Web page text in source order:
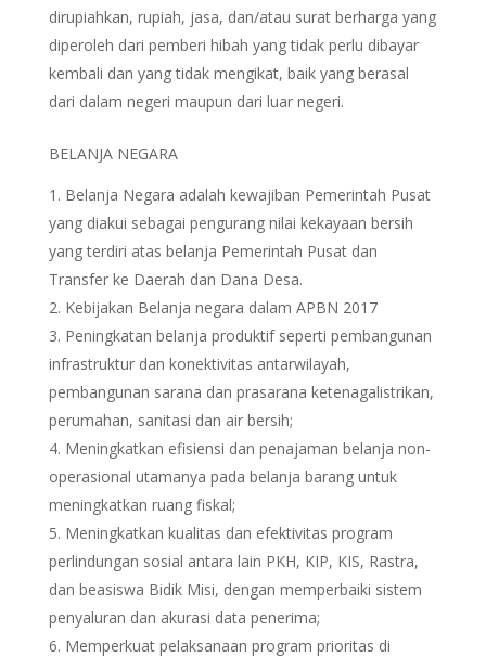
dirupiahkan, rupiah, jasa, dan/atau surat berharga yang
diperoleh dari pemberi hibah yang tidak perlu dibayar
kembali dan yang tidak mengikat, baik yang berasal
dari dalam negeri maupun dari luar negeri.
BELANJA NEGARA
Belanja Negara adalah kewajiban Pemerintah Pusat
yang diakui sebagai pengurang nilai kekayaan bersih
yang terdiri atas belanja Pemerintah Pusat dan
Transfer ke Daerah dan Dana Desa.
Kebijakan Belanja negara dalam APBN 2017
Peningkatan belanja produktif seperti pembangunan
infrastruktur dan konektivitas antarwilayah,
pembangunan sarana dan prasarana ketenagalistrikan,
perumahan, sanitasi dan air bersih;
Meningkatkan efisiensi dan penajaman belanja non-
operasional utamanya pada belanja barang untuk
meningkatkan ruang fiskal;
Meningkatkan kualitas dan efektivitas program
perlindungan sosial antara lain PKH, KIP, KIS, Rastra,
dan beasiswa Bidik Misi, dengan memperbaiki sistem
penyaluran dan akurasi data penerima;
Memperkuat pelaksanaan program prioritas di